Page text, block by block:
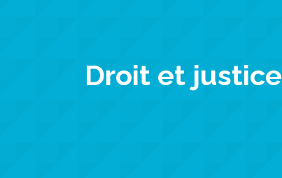
Droit et justice